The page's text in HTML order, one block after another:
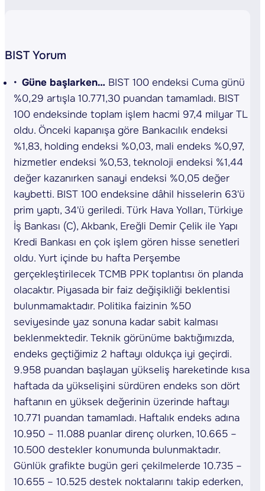
BIST Yorum
Güne başlarken… BIST 100 endeksi Cuma günü
%0,29 artışla 10.771,30 puandan tamamladı. BIST
100 endeksinde toplam işlem hacmi 97,4 milyar TL
oldu. Önceki kapanışa göre Bankacılık endeksi
%1,83, holding endeksi %0,03, mali endeks %0,97,
hizmetler endeksi %0,53, teknoloji endeksi %1,44
değer kazanırken sanayi endeksi %0,05 değer
kaybetti. BIST 100 endeksine dâhil hisselerin 63'ü
prim yaptı, 34'ü geriledi. Türk Hava Yolları, Türkiye
İş Bankası (C), Akbank, Ereğli Demir Çelik ile Yapı
Kredi Bankası en çok işlem gören hisse senetleri
oldu. Yurt içinde bu hafta Perşembe
gerçekleştirilecek TCMB PPK toplantısı ön planda
olacaktır. Piyasada bir faiz değişikliği beklentisi
bulunmamaktadır. Politika faizinin %50
seviyesinde yaz sonuna kadar sabit kalması
beklenmektedir. Teknik görünüme baktığımızda,
endeks geçtiğimiz 2 haftayı oldukça iyi geçirdi.
9.958 puandan başlayan yükseliş hareketinde kısa
haftada da yükselişini sürdüren endeks son dört
haftanın en yüksek değerinin üzerinde haftayı
10.771 puandan tamamladı. Haftalık endeks adına
10.950 – 11.088 puanlar direnç olurken, 10.665 –
10.500 destekler konumunda bulunmaktadır.
Günlük grafikte bugün geri çekilmelerde 10.735 –
10.655 – 10.525 destek noktalarını takip ederken,